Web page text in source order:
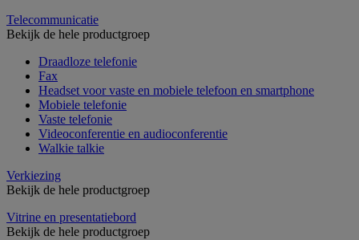
Telecommunicatie
Bekijk de hele productgroep
Draadloze telefonie
Fax
Headset voor vaste en mobiele telefoon en smartphone
Mobiele telefonie
Vaste telefonie
Videoconferentie en audioconferentie
Walkie talkie
Verkiezing
Bekijk de hele productgroep
Vitrine en presentatiebord
Bekijk de hele productgroep